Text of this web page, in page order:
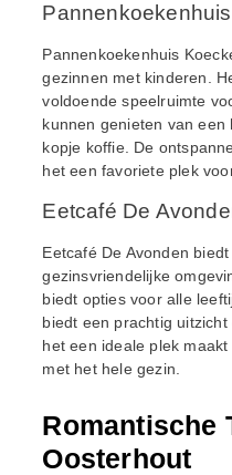
Pannenkoekenhuis
gezinnen met kinderen.
voldoende speelruimte
kunnen genieten van een
kopje koffie. De
het een favoriete plek
Eetcafé De
Eetcafé De Avonden
gezinsvriendelijke
biedt opties voor alle
biedt een prachtig
het een ideale plek
met het hele gezin.
Romantische
Oosterhout